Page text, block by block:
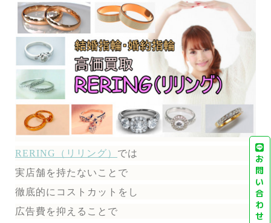
RERING（リリング） では
実店舗を持たないことで
徹底的にコストカットをし
広告費を抑えることで
お
問
い
合
わ
せ